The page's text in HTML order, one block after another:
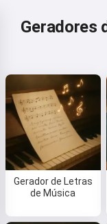
Geradores
Gerador de Letras
de Música